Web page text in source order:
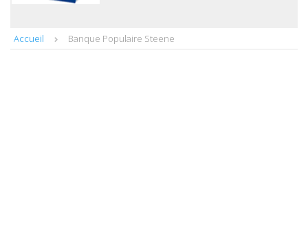
Accueil Banque Populaire Steene